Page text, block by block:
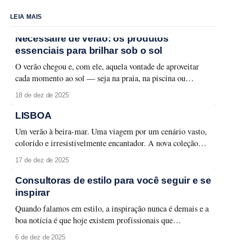
LEIA MAIS
Nécessaire de verão: os produtos
essenciais para brilhar sob o sol
O verão chegou e, com ele, aquela vontade de aproveitar
cada momento ao sol — seja na praia, na piscina ou
naquele passeio ao ar livre. Para curtir a temporada sem
impecável, é fundamental ter um nécessaire preparado.
18 de dez de 2025
LISBOA
Um verão à beira-mar. Uma viagem por um cenário vasto,
colorido e irresistivelmente encantador. A nova coleção
Lisboa celebra a capital lusitana em toda a sua forma leve e
contam histórias memoráveis. Lisboa se revela em detalhes
que traduzem seu espírito urbano
17 de dez de 2025
Consultoras de estilo para você seguir e se
inspirar
Quando falamos em estilo, a inspiração nunca é demais e a
boa notícia é que hoje existem profissionais que
transformam moda em aprendizado, aplicabilidade e
6 de dez de 2025